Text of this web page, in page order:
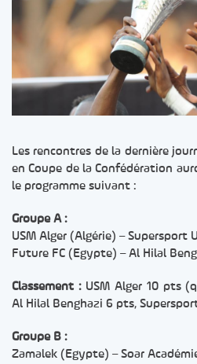
Les rencontres de la dernière
en Coupe de la Confédération
le programme suivant :
Groupe A :
USM Alger (Algérie) – Supersport
Future FC (Egypte) – Al Hilal
Classement :USM Alger 10 pts
Al Hilal Benghazi 6 pts,
Groupe B :
Zamalek (Egypte) – Soar